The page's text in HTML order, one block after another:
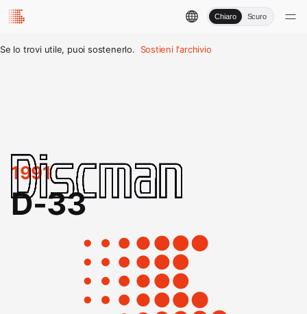
Chiaro Scuro
Se lo trovi utile, puoi sostenerlo. Sostieni l'archivio
1991
D-33